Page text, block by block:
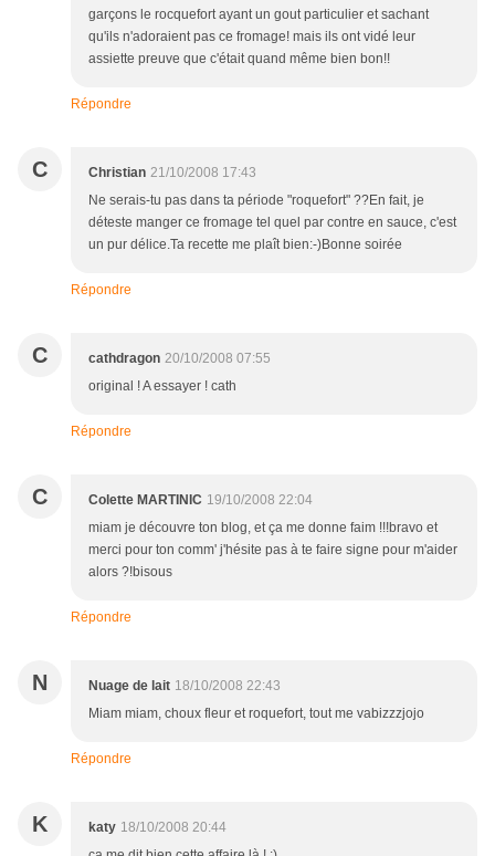
garçons le rocquefort ayant un gout particulier et sachant
qu'ils n'adoraient pas ce fromage! mais ils ont vidé leur
assiette preuve que c'était quand même bien bon!!
Répondre
C Christian 21/10/2008 17:43
Ne serais-tu pas dans ta période "roquefort" ??En fait, je
déteste manger ce fromage tel quel par contre en sauce, c'est
un pur délice.Ta recette me plaît bien:-)Bonne soirée
Répondre
C cathdragon 20/10/2008 07:55
original ! A essayer ! cath
Répondre
C Colette MARTINIC 19/10/2008 22:04
miam je découvre ton blog, et ça me donne faim !!!bravo et
merci pour ton comm' j'hésite pas à te faire signe pour m'aider
alors ?!bisous
Répondre
N Nuage de lait 18/10/2008 22:43
Miam miam, choux fleur et roquefort, tout me vabizzzjojo
Répondre
K katy 18/10/2008 20:44